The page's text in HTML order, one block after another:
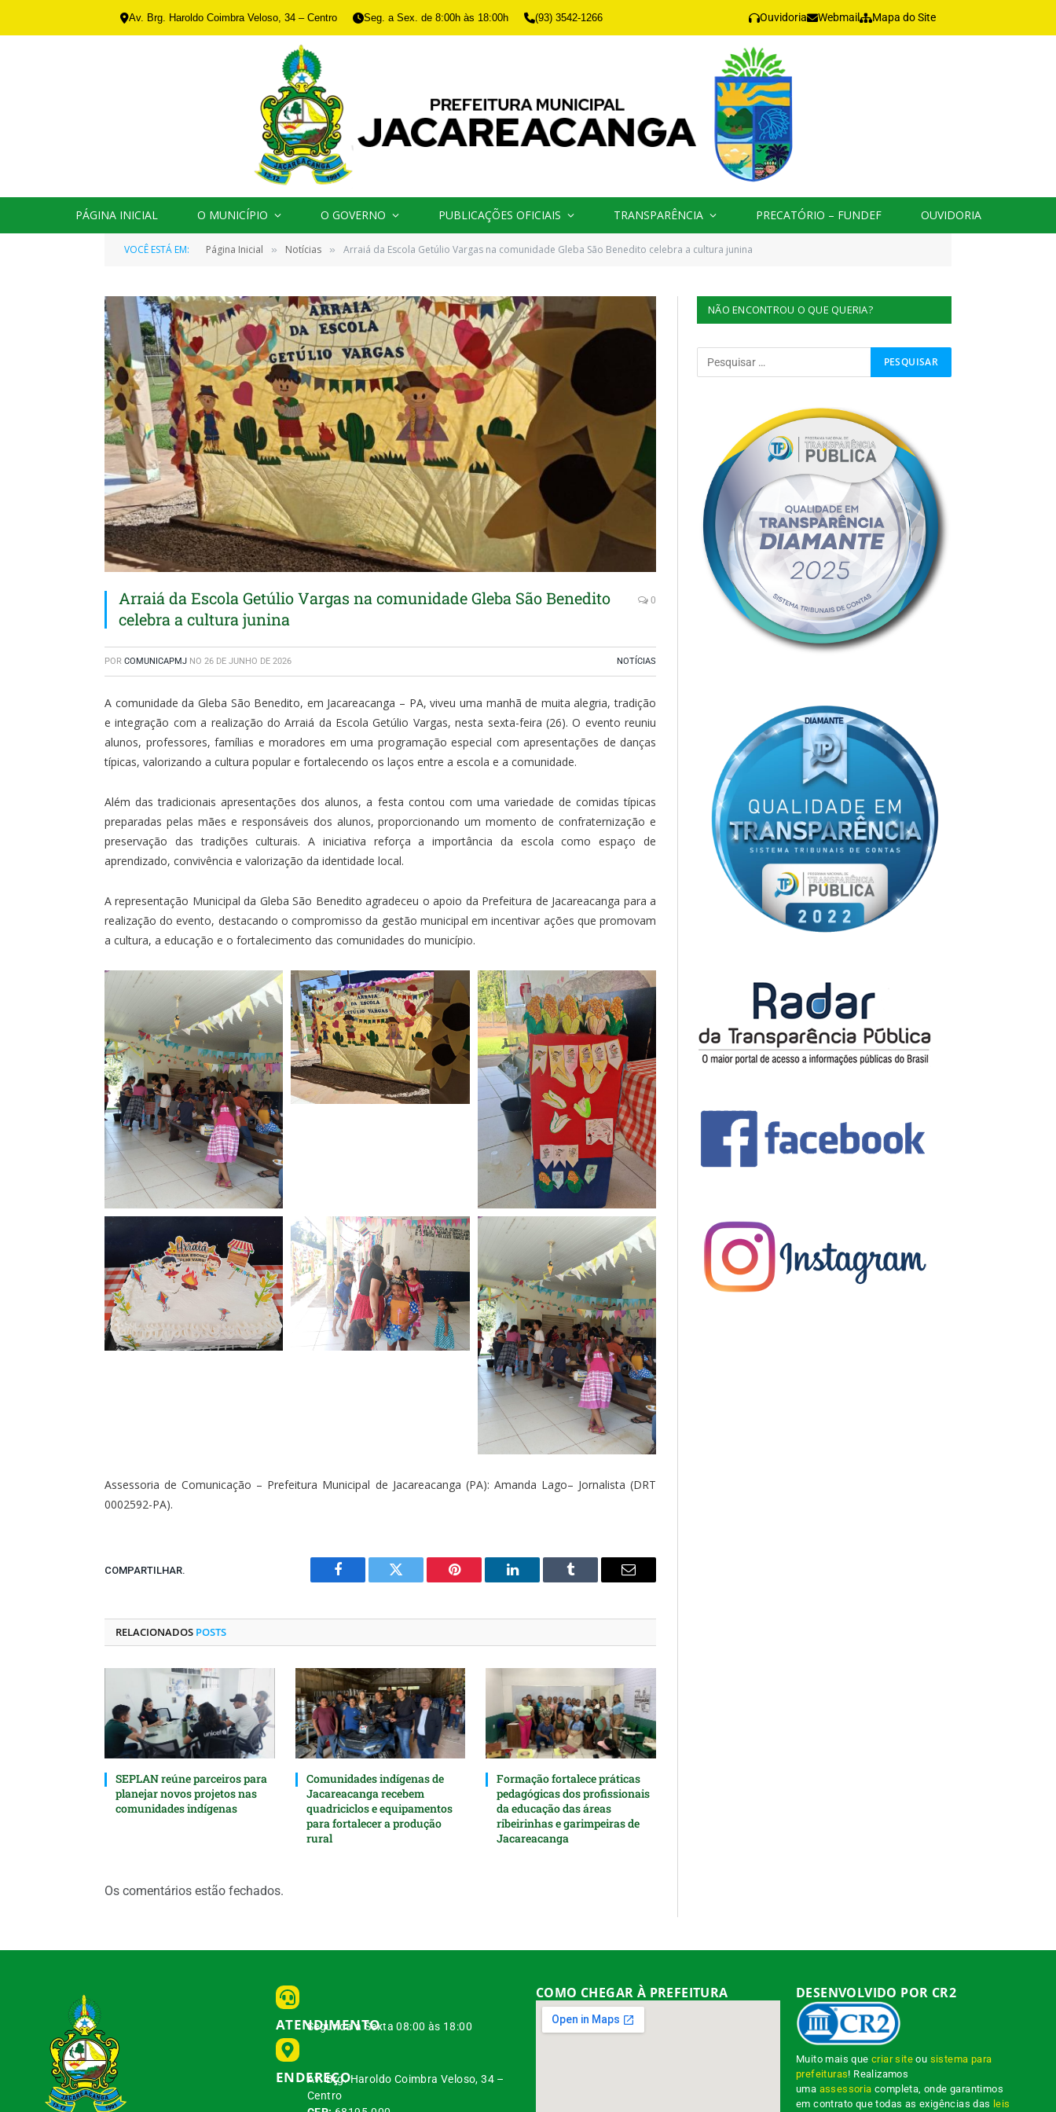
Av. Brg. Haroldo Coimbra Veloso, 34 – Centro Seg. a Sex. de 8:00h às 18:00h (93) 3542-1266 Ouvidoria Webmail Mapa do Site
PÁGINA INICIAL O MUNICÍPIO O GOVERNO PUBLICAÇÕES OFICIAIS TRANSPARÊNCIA PRECATÓRIO – FUNDEF OUVIDORIA
VOCÊ ESTÁ EM: Página Inicial » Notícias » Arraiá da Escola Getúlio Vargas na comunidade Gleba São Benedito celebra a cultura junina
Arraiá da Escola Getúlio Vargas na comunidade Gleba São Benedito
celebra a cultura junina
0
POR COMUNICAPMJ NO 26 DE JUNHO DE 2026 NOTÍCIAS
A comunidade da Gleba São Benedito, em Jacareacanga – PA, viveu uma manhã de muita alegria, tradição
e integração com a realização do Arraiá da Escola Getúlio Vargas, nesta sexta-feira (26). O evento reuniu
alunos, professores, famílias e moradores em uma programação especial com apresentações de danças
típicas, valorizando a cultura popular e fortalecendo os laços entre a escola e a comunidade.
Além das tradicionais apresentações dos alunos, a festa contou com uma variedade de comidas típicas
preparadas pelas mães e responsáveis dos alunos, proporcionando um momento de confraternização e
preservação das tradições culturais. A iniciativa reforça a importância da escola como espaço de
aprendizado, convivência e valorização da identidade local.
A representação Municipal da Gleba São Benedito agradeceu o apoio da Prefeitura de Jacareacanga para a
realização do evento, destacando o compromisso da gestão municipal em incentivar ações que promovam
a cultura, a educação e o fortalecimento das comunidades do município.
Assessoria de Comunicação – Prefeitura Municipal de Jacareacanga (PA): Amanda Lago– Jornalista (DRT
0002592-PA).
COMPARTILHAR.
Facebook Twitter Pinterest
O
Tumblr
E-
RELACIONADOS POSTS
SEPLAN reúne parceiros para
planejar novos projetos nas
comunidades indígenas
Comunidades indígenas de
Jacareacanga recebem
quadriciclos e equipamentos
para fortalecer a produção
rural
Formação fortalece práticas
pedagógicas dos profissionais
da educação das áreas
ribeirinhas e garimpeiras de
Jacareacanga
Os comentários estão fechados.
NÃO ENCONTROU O QUE QUERIA?
ATENDIMENTO
Segunda à Sexta 08:00 às 18:00
ENDEREÇO
Av. Brg. Haroldo Coimbra Veloso, 34 –
Centro
COMO CHEGAR À PREFEITURA DESENVOLVIDO POR CR2
Muito mais quecriar site ou sistema para
prefeituras! Realizamos
uma assessoria completa, onde garantimos
em contrato que todas as exigências das leis